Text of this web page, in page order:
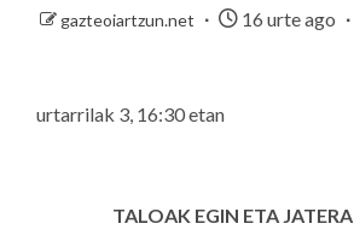
gazteoiartzun.net 16 urte ago
urtarrilak 3, 16:30 etan
TALOAK EGIN ETA JATERA